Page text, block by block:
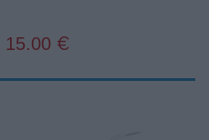
15.00 €